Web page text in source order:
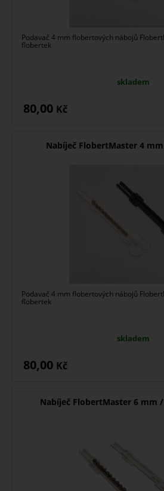
Podavač 4 mm flobertových nábojů
flobertek
skladem
80,00 Kč
Nabíječ FlobertMaster 4
Podavač 4 mm flobertových nábojů
flobertek
skladem
80,00 Kč
Nabíječ FlobertMaster 6 mm